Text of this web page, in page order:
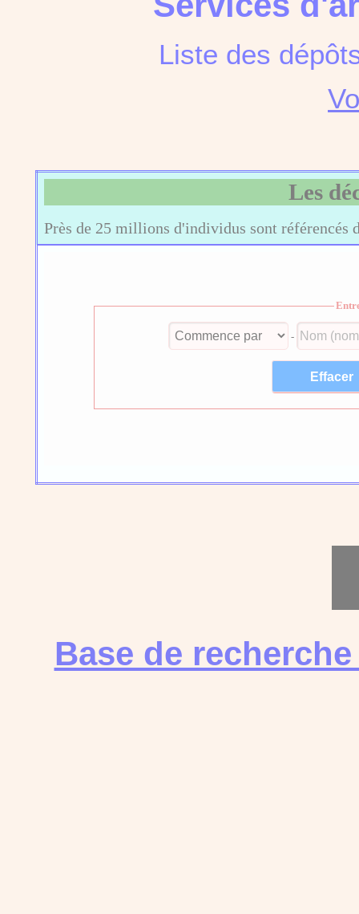
Liste des
Les
Près de 25 millions d'individus sont référencés
-
Base de